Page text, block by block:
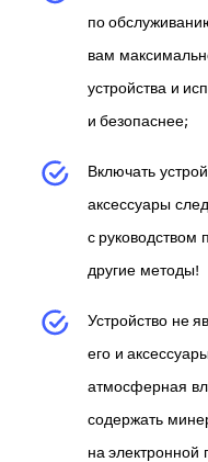
по
вам
устройства и
и безопаснее;
Включать
аксессуары
с руководством
другие методы!
Устройство не
его и
атмосферная
содержать
на электронной